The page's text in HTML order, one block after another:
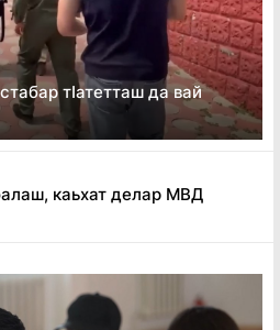
тӏатетташ да вай
каьхат делар МВД